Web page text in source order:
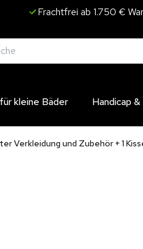
Frachtfrei ab 1.750 €
kleine Bäder Handicap
Verkleidung und Zubehör + 1